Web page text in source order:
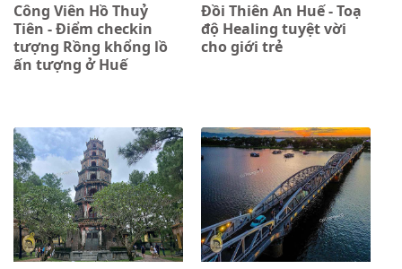
Công Viên Hồ Thuỷ
Tiên - Điểm checkin
tượng Rồng khổng lồ
ấn tượng ở Huế
Đồi Thiên An Huế - Toạ
độ Healing tuyệt vời
cho giới trẻ